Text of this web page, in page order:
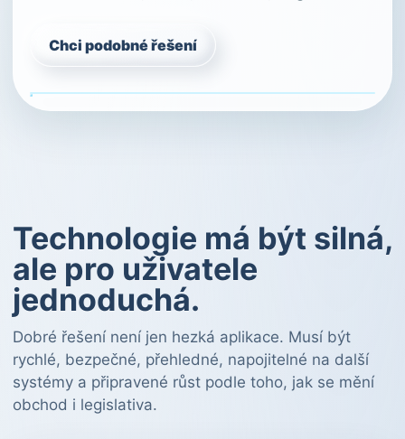
Chci podobné řešení
Ukázka řešení
Technologie má být silná,
ale pro uživatele
jednoduchá.
Dobré řešení není jen hezká aplikace. Musí být
rychlé, bezpečné, přehledné, napojitelné na další
systémy a připravené růst podle toho, jak se mění
obchod i legislativa.